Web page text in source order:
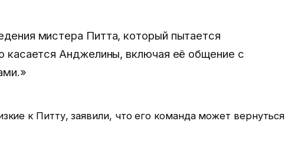
мистера Питта, который пытается
касается Анджелины, включая её общение с
к Питту, заявили, что его команда может вернуться